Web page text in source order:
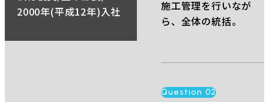
2000年(平成12年)入社
施工管理を行いなが
ら、全体の統括。
Question 02